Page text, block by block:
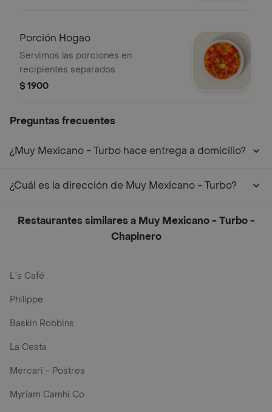
Porción Hogao
Servimos las porciones en
recipientes separados
$ 1900
Preguntas frecuentes
¿Muy Mexicano - Turbo hace entrega a domicilio?
¿Cuál es la dirección de Muy Mexicano - Turbo?
Restaurantes similares a Muy Mexicano - Turbo -
Chapinero
L´s Café
Philippe
Baskin Robbins
La Cesta
Mercari - Postres
Myriam Camhi Co